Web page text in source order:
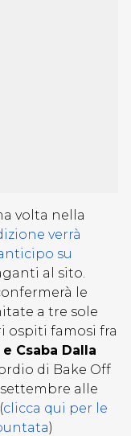
volta nella
verrà
su
al sito.
le
a tre sole
ospiti famosi fra
Csaba Dalla
di Bake Off
settembre alle
clicca qui per le
)